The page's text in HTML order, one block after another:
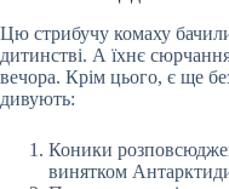
Цю стрибучу комаху
дитинстві. А їхнє
вечора. Крім цього, є ще
дивують:
Коники
винятком